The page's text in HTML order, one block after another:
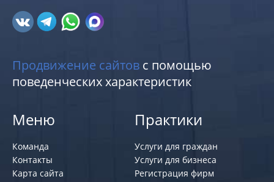
Продвижение сайтов с помощью
поведенческих характеристик
Меню
Команда
Контакты
Карта сайта
Практики
Услуги для граждан
Услуги для бизнеса
Регистрация фирм